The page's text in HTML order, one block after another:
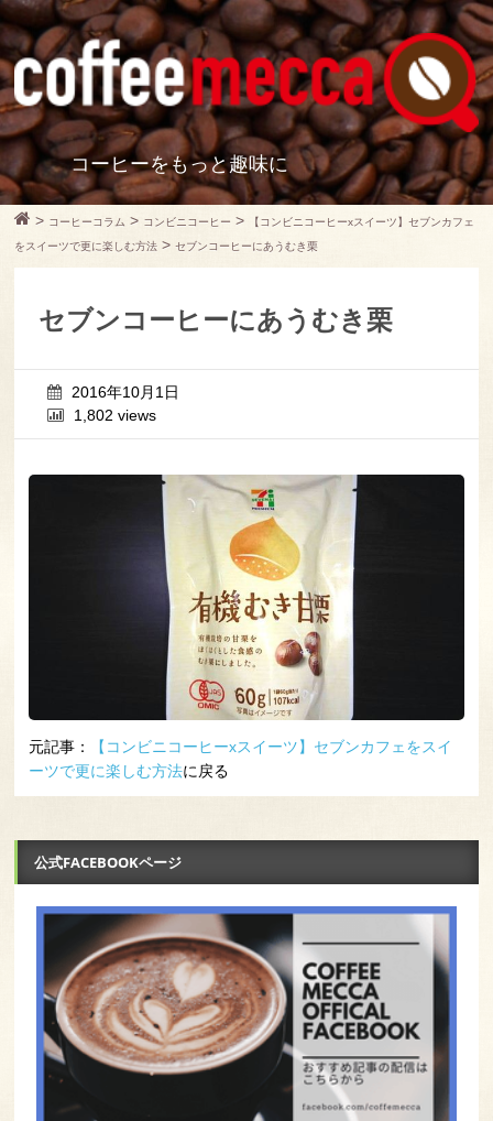
コーヒーをもっと趣味に
> コーヒーコラム > コンビニコーヒー >
【コンビニコーヒーxスイーツ】セブンカフェ
をスイーツで更に楽しむ方法 >セブンコーヒーにあうむき栗
セブンコーヒーにあうむき栗
2016年10月1日
1,802 views
元記事：
【コンビニコーヒーxスイーツ】セブンカフェをスイ
ーツで更に楽しむ方法に戻る
公式FACEBOOKページ